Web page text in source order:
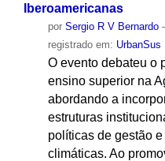
Iberoamericanas
por Sergio R V Bernardo
registrado em: UrbanSus
O evento debateu o
ensino superior na
abordando a
estruturas
políticas de gestão
climáticas. Ao